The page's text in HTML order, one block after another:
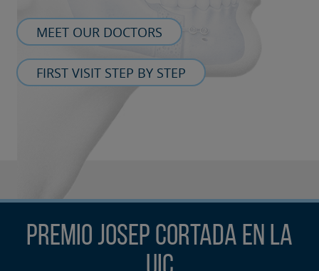
MEET OUR DOCTORS
FIRST VISIT STEP BY STEP
Premio Josep Cortada en la